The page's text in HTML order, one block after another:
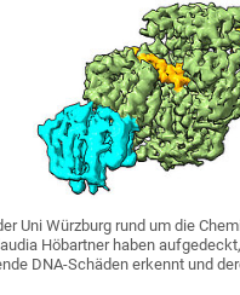
Uni Würzburg rund um die
Höbartner haben
DNA-Schäden erkennt und